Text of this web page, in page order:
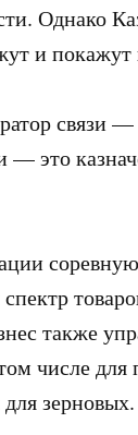
Однако
и покажут
связи —
— это
также
числе для
зерновых.